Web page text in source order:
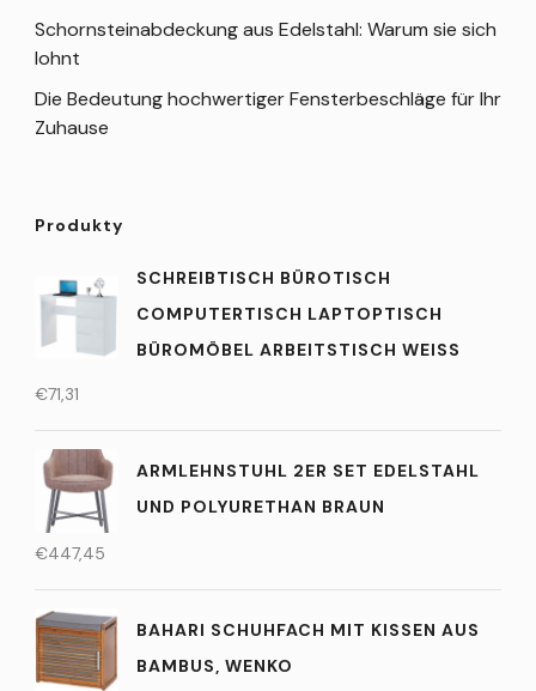
Schornsteinabdeckung aus Edelstahl: Warum sie sich
lohnt
Die Bedeutung hochwertiger Fensterbeschläge für Ihr
Zuhause
Produkty
SCHREIBTISCH BÜROTISCH
COMPUTERTISCH LAPTOPTISCH
BÜROMÖBEL ARBEITSTISCH WEISS
€71,31
ARMLEHNSTUHL 2ER SET EDELSTAHL
UND POLYURETHAN BRAUN
€447,45
BAHARI SCHUHFACH MIT KISSEN AUS
BAMBUS, WENKO